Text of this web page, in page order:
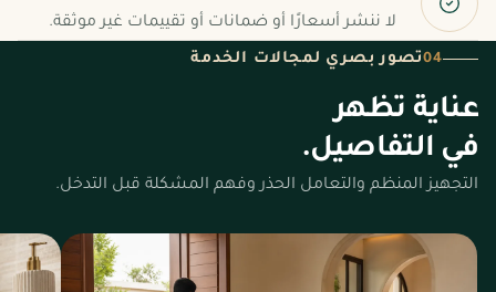
لا ننشر أسعارًا أو ضمانات أو تقييمات غير موثقة.
04تصور بصري لمجالات الخدمة
عناية تظهر
في التفاصيل.
التجهيز المنظم والتعامل الحذر وفهم المشكلة قبل التدخل.